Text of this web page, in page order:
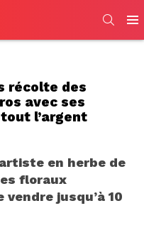
récolte des
avec ses
l’argent
en herbe de
floraux
jusqu’à 10